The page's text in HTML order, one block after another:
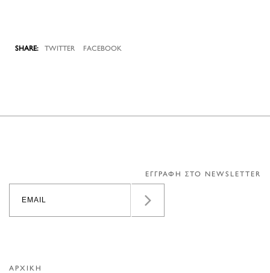
TWITTER FACEBOOK
ΕΓΓΡΑΦΗ ΣΤΟ NEWSLETTER
ΑΡΧΙΚΗ